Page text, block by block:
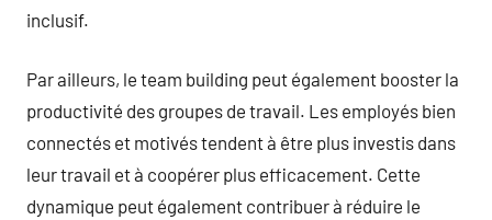
inclusif.
Par ailleurs, le team building peut également booster la
productivité des groupes de travail. Les employés bien
connectés et motivés tendent à être plus investis dans
leur travail et à coopérer plus efficacement. Cette
dynamique peut également contribuer à réduire le